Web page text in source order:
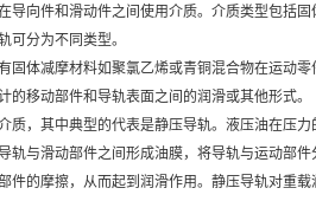
导向件和滑动件之间使用介质。介质类型包括固
可分为不同类型。
固体减摩材料如聚氯乙烯或青铜混合物在运动零
的移动部件和导轨表面之间的润滑或其他形式。
质，其中典型的代表是静压导轨。液压油在压力
轨与滑动部件之间形成油膜，将导轨与运动部件
件的摩擦，从而起到润滑作用。静压导轨对重载